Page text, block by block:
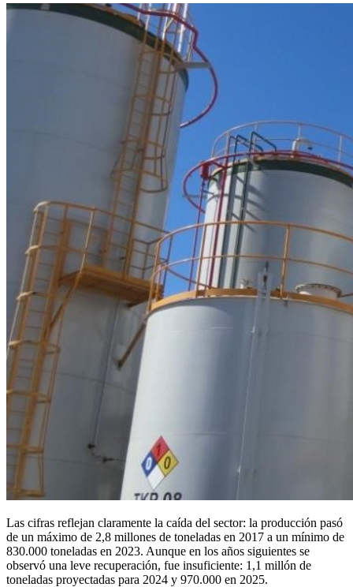
Las cifras reflejan claramente la caída del sector: la producción pasó
de un máximo de 2,8 millones de toneladas en 2017 a un mínimo de
830.000 toneladas en 2023. Aunque en los años siguientes se
observó una leve recuperación, fue insuficiente: 1,1 millón de
toneladas proyectadas para 2024 y 970.000 en 2025.